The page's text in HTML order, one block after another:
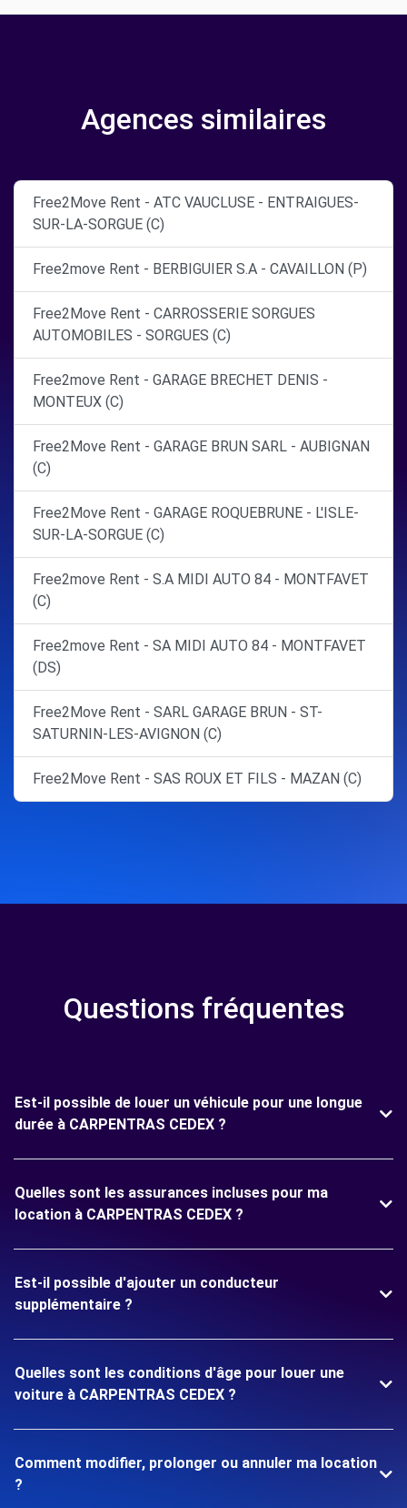
Agences similaires
Free2Move Rent - ATC VAUCLUSE - ENTRAIGUES-
SUR-LA-SORGUE (C)
Free2move Rent - BERBIGUIER S.A - CAVAILLON (P)
Free2Move Rent - CARROSSERIE SORGUES
AUTOMOBILES - SORGUES (C)
Free2move Rent - GARAGE BRECHET DENIS -
MONTEUX (C)
Free2Move Rent - GARAGE BRUN SARL - AUBIGNAN
(C)
Free2Move Rent - GARAGE ROQUEBRUNE - L'ISLE-
SUR-LA-SORGUE (C)
Free2move Rent - S.A MIDI AUTO 84 - MONTFAVET
(C)
Free2move Rent - SA MIDI AUTO 84 - MONTFAVET
(DS)
Free2Move Rent - SARL GARAGE BRUN - ST-
SATURNIN-LES-AVIGNON (C)
Free2Move Rent - SAS ROUX ET FILS - MAZAN (C)
Questions fréquentes
Est-il possible de louer un véhicule pour une longue
durée à CARPENTRAS CEDEX ?
Quelles sont les assurances incluses pour ma
location à CARPENTRAS CEDEX ?
Est-il possible d'ajouter un conducteur
supplémentaire ?
Quelles sont les conditions d'âge pour louer une
voiture à CARPENTRAS CEDEX ?
Comment modifier, prolonger ou annuler ma location
?